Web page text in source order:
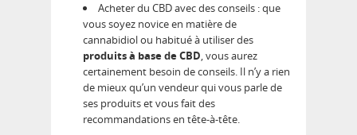
Acheter du CBD avec des conseils : que
vous soyez novice en matière de
cannabidiol ou habitué à utiliser des
produits à base de CBD, vous aurez
certainement besoin de conseils. Il n’y a rien
de mieux qu’un vendeur qui vous parle de
ses produits et vous fait des
recommandations en tête-à-tête.